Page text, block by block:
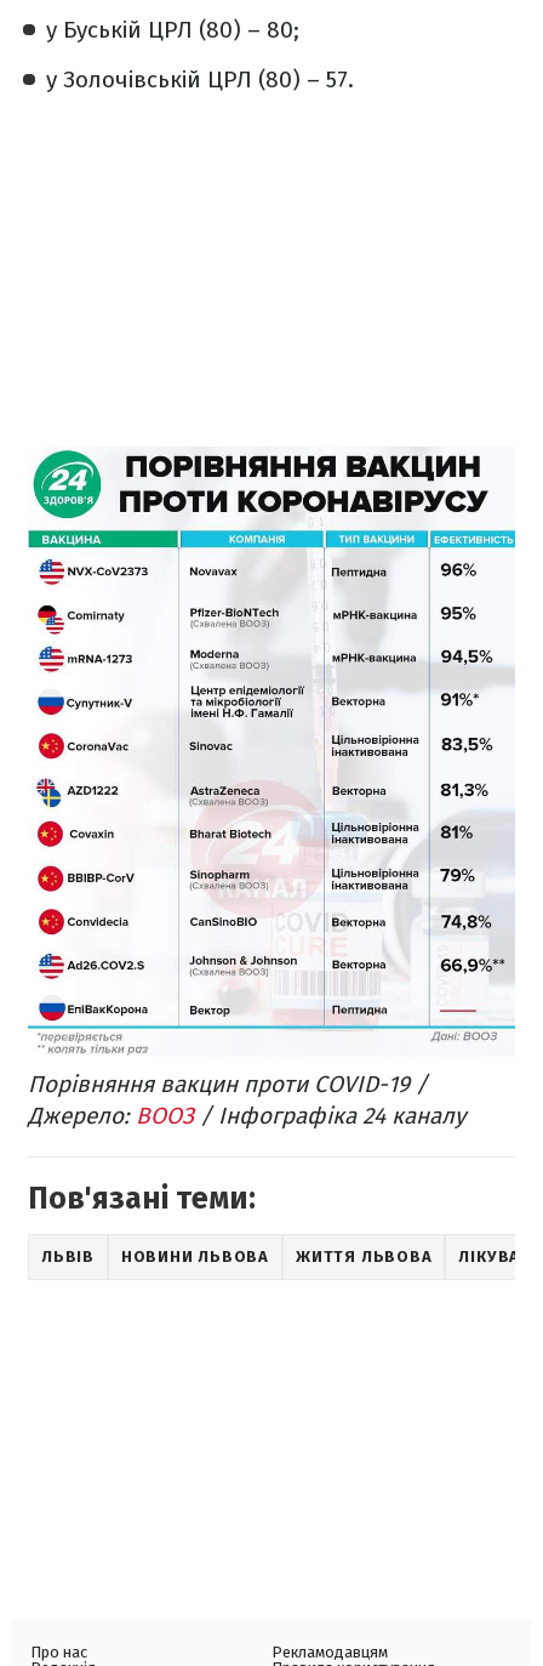
у Буській ЦРЛ (80) – 80;
у Золочівській ЦРЛ (80) – 57.
Порівняння вакцин проти COVID-19 /
Джерело: ВООЗ / Інфографіка 24 каналу
Пов'язані теми:
ЛЬВІВ НОВИНИ ЛЬВОВА ЖИТТЯ ЛЬВОВА
Про нас
Рекламодавцям